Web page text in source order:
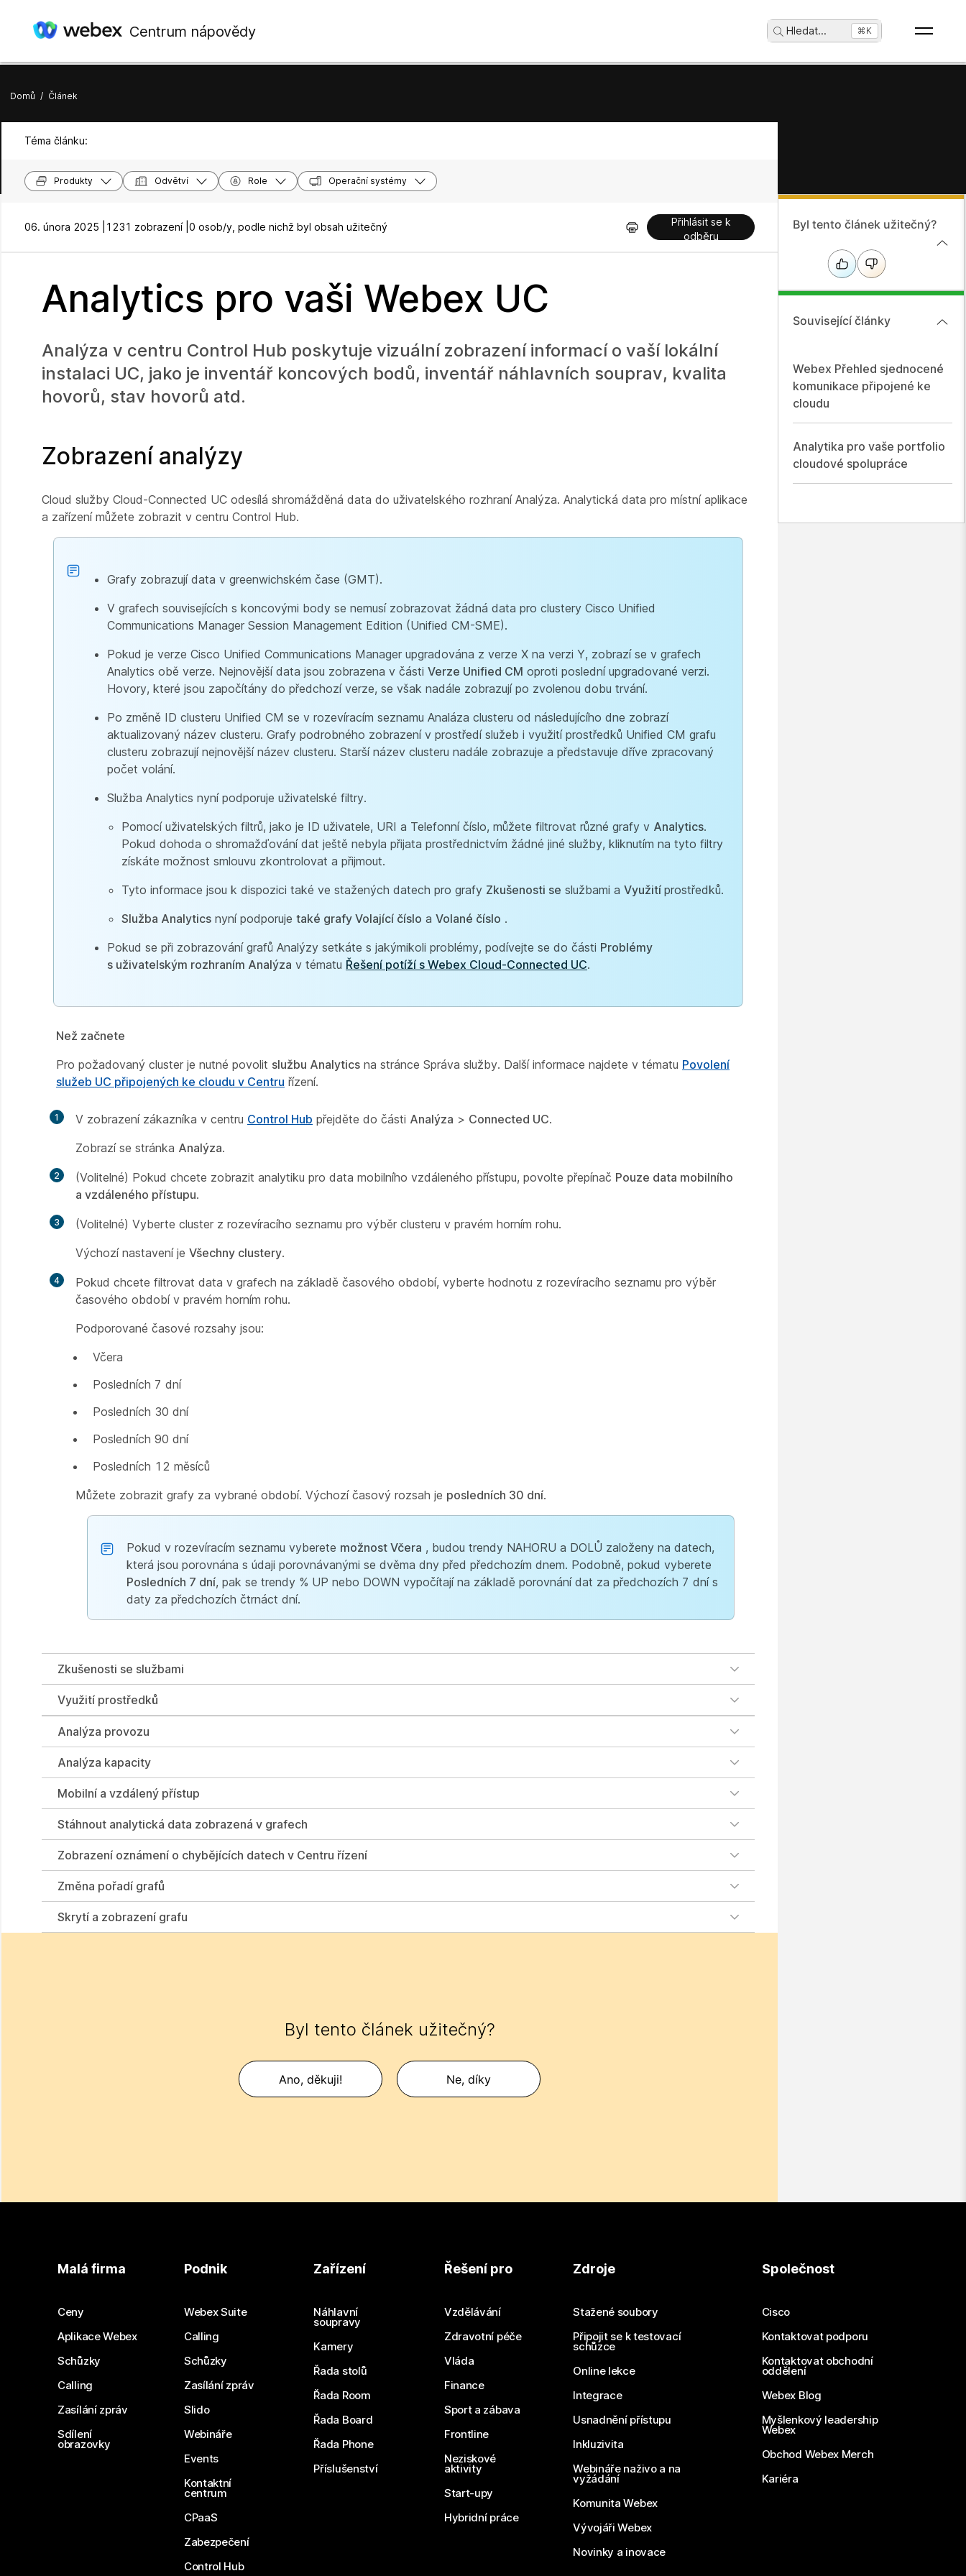
Centrum nápovědy Hledat... ⌘K
Domů / Článek
Téma článku:
Produkty Odvětví Role Operační systémy
06. února 2025 | 1231 zobrazení | 0 osob/y, podle nichž byl obsah užitečný
Přihlásit se k
odběru
Analytics pro vaši Webex UC
Analýza v centru Control Hub poskytuje vizuální zobrazení informací o vaší lokální
instalaci UC, jako je inventář koncových bodů, inventář náhlavních souprav, kvalita
hovorů, stav hovorů atd.
Zobrazení analýzy
Cloud služby Cloud-Connected UC odesílá shromážděná data do uživatelského rozhraní Analýza. Analytická data pro místní aplikace
a zařízení můžete zobrazit v centru Control Hub.
Grafy zobrazují data v greenwichském čase (GMT).
V grafech souvisejících s koncovými body se nemusí zobrazovat žádná data pro clustery Cisco Unified
Communications Manager Session Management Edition (Unified CM-SME).
Pokud je verze Cisco Unified Communications Manager upgradována z verze X na verzi Y, zobrazí se v grafech
Analytics obě verze. Nejnovější data jsou zobrazena v části Verze Unified CM oproti poslední upgradované verzi.
Hovory, které jsou započítány do předchozí verze, se však nadále zobrazují po zvolenou dobu trvání.
Po změně ID clusteru Unified CM se v rozevíracím seznamu Analáza clusteru od následujícího dne zobrazí
aktualizovaný název clusteru. Grafy podrobného zobrazení v prostředí služeb i využití prostředků Unified CM grafu
clusteru zobrazují nejnovější název clusteru. Starší název clusteru nadále zobrazuje a představuje dříve zpracovaný
počet volání.
Služba Analytics nyní podporuje uživatelské filtry.
Pomocí uživatelských filtrů, jako je ID uživatele, URI a Telefonní číslo, můžete filtrovat různé grafy v Analytics.
Pokud dohoda o shromažďování dat ještě nebyla přijata prostřednictvím žádné jiné služby, kliknutím na tyto filtry
získáte možnost smlouvu zkontrolovat a přijmout.
Tyto informace jsou k dispozici také ve stažených datech pro grafy Zkušenosti se službami a Využití prostředků.
Služba Analytics nyní podporuje také grafy Volající číslo a Volané číslo .
Pokud se při zobrazování grafů Analýzy setkáte s jakýmikoli problémy, podívejte se do části Problémy
s uživatelským rozhraním Analýza v tématu Řešení potíží s Webex Cloud-Connected UC.
Než začnete
Pro požadovaný cluster je nutné povolit službu Analytics na stránce Správa služby. Další informace najdete v tématu Povolení
služeb UC připojených ke cloudu v Centru řízení.
1 V zobrazení zákazníka v centru Control Hub přejděte do části Analýza > Connected UC.
Zobrazí se stránka Analýza.
2 (Volitelné) Pokud chcete zobrazit analytiku pro data mobilního vzdáleného přístupu, povolte přepínač Pouze data mobilního
a vzdáleného přístupu.
3
(Volitelné) Vyberte cluster z rozevíracího seznamu pro výběr clusteru v pravém horním rohu.
Výchozí nastavení je Všechny clustery.
4
Pokud chcete filtrovat data v grafech na základě časového období, vyberte hodnotu z rozevíracího seznamu pro výběr
časového období v pravém horním rohu.
Podporované časové rozsahy jsou:
Včera
Posledních 7 dní
Posledních 30 dní
Posledních 90 dní
Posledních 12 měsíců
Můžete zobrazit grafy za vybrané období. Výchozí časový rozsah je posledních 30 dní.
Pokud v rozevíracím seznamu vyberete možnost Včera , budou trendy NAHORU a DOLŮ založeny na datech,
která jsou porovnána s údaji porovnávanými se dvěma dny před předchozím dnem. Podobně, pokud vyberete
Posledních 7 dní, pak se trendy % UP nebo DOWN vypočítají na základě porovnání dat za předchozích 7 dní s
daty za předchozích čtrnáct dní.
Zkušenosti se službami
Využití prostředků
Analýza provozu
Analýza kapacity
Mobilní a vzdálený přístup
Stáhnout analytická data zobrazená v grafech
Zobrazení oznámení o chybějících datech v Centru řízení
Změna pořadí grafů
Skrytí a zobrazení grafu
Byl tento článek užitečný?
Ano, děkuji! Ne, díky
Byl tento článek užitečný?
Související články
Webex Přehled sjednocené
komunikace připojené ke
cloudu
Analytika pro vaše portfolio
cloudové spolupráce
Malá firma
Ceny
Aplikace Webex
Schůzky
Calling
Zasílání zpráv
Sdílení
obrazovky
Podnik
Webex Suite
Calling
Schůzky
Zasílání zpráv
Slido
Webináře
Events
Kontaktní
centrum
CPaaS
Zabezpečení
Control Hub
Zařízení
Náhlavní
soupravy
Kamery
Řada stolů
Řada Room
Řada Board
Řada Phone
Příslušenství
Řešení pro
Vzdělávání
Zdravotní péče
Vláda
Finance
Sport a zábava
Frontline
Neziskové
aktivity
Start-upy
Hybridní práce
Zdroje
Stažené soubory
Připojit se k testovací
schůzce
Online lekce
Integrace
Usnadnění přístupu
Inkluzivita
Webináře naživo a na
vyžádání
Komunita Webex
Vývojáři Webex
Novinky a inovace
Společnost
Cisco
Kontaktovat podporu
Kontaktovat obchodní
oddělení
Webex Blog
Myšlenkový leadership
Webex
Obchod Webex Merch
Kariéra